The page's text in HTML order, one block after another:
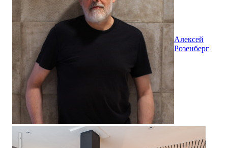
Алексей
Розенберг
Загородный дом 260 м2